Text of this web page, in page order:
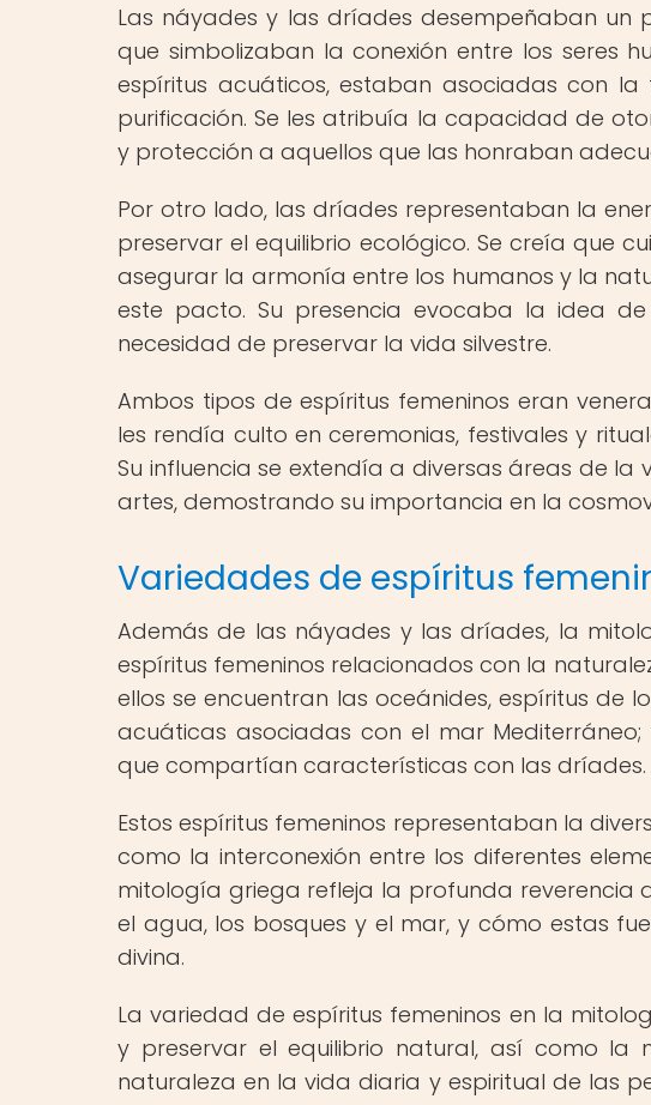
Las náyades y las dríades desempeñaban
que simbolizaban la conexión entre los seres
espíritus acuáticos, estaban asociadas con
purificación. Se les atribuía la capacidad de
y protección a aquellos que las honraban
Por otro lado, las dríades representaban la
preservar el equilibrio ecológico. Se creía que
asegurar la armonía entre los humanos y la
este pacto. Su presencia evocaba la idea
necesidad de preservar la vida silvestre.
Ambos tipos de espíritus femeninos eran
les rendía culto en ceremonias, festivales y
Su influencia se extendía a diversas áreas de
artes, demostrando su importancia en la
Variedades de espíritus
Además de las náyades y las dríades, la
espíritus femeninos relacionados con la
ellos se encuentran las oceánides, espíritus de
acuáticas asociadas con el mar
que compartían características con las dríades.
Estos espíritus femeninos representaban la
como la interconexión entre los diferentes
mitología griega refleja la profunda reverencia
el agua, los bosques y el mar, y cómo estas
divina.
La variedad de espíritus femeninos en la
y preservar el equilibrio natural, así como la
naturaleza en la vida diaria y espiritual de las